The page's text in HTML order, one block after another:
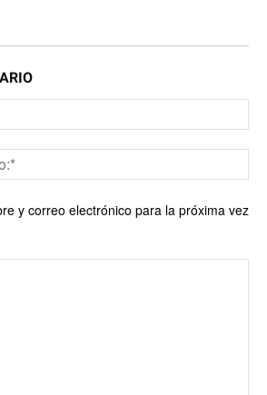
y correo electrónico para la próxima vez